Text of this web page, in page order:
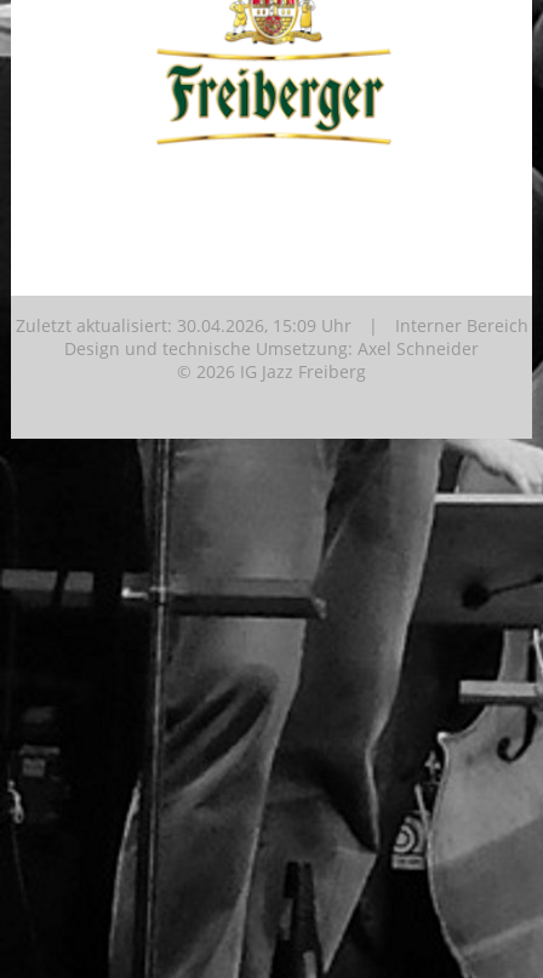
Zuletzt aktualisiert: 30.04.2026, 15:09 Uhr | Interner Bereich
Design und technische Umsetzung: Axel Schneider
© 2026 IG Jazz Freiberg